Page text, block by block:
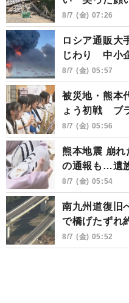
8/7 (金) 07:26
ロシア通販
じわり 中小
8/7 (金) 05:57
被災地・熊本
ょう初戦 ブ
8/7 (金) 05:56
熊本地震 崩
の通報も…遺
8/7 (金) 05:54
南九州道復旧
で橋げたずれ
8/7 (金) 05:52